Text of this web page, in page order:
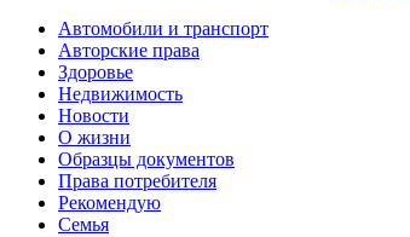
Автомобили и транспорт
Авторские права
Здоровье
Недвижимость
Новости
О жизни
Образцы документов
Права потребителя
Рекомендую
Семья